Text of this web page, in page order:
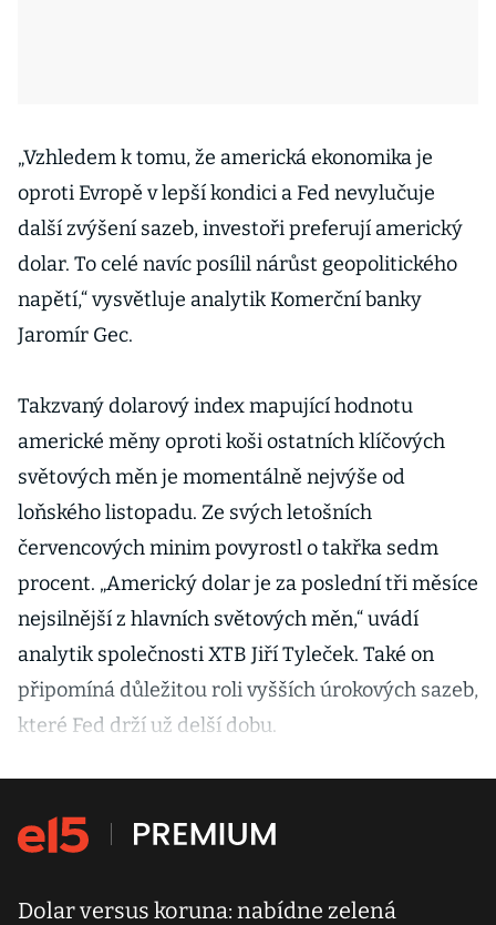
„Vzhledem k tomu, že americká ekonomika je
oproti Evropě v lepší kondici a Fed nevylučuje
další zvýšení sazeb, investoři preferují americký
dolar. To celé navíc posílil nárůst geopolitického
napětí,“ vysvětluje analytik Komerční banky
Jaromír Gec.
Takzvaný dolarový index mapující hodnotu
americké měny oproti koši ostatních klíčových
světových měn je momentálně nejvýše od
loňského listopadu. Ze svých letošních
červencových minim povyrostl o takřka sedm
procent. „Americký dolar je za poslední tři měsíce
nejsilnější z hlavních světových měn,“ uvádí
analytik společnosti XTB Jiří Tyleček. Také on
připomíná důležitou roli vyšších úrokových sazeb,
které Fed drží už delší dobu.
Dolar versus koruna: nabídne zelená